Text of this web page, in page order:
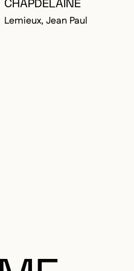
CHAPDELAINE
Lemieux, Jean Paul